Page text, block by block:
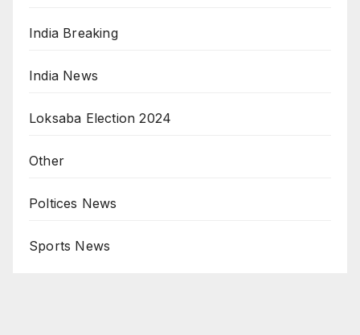
India Breaking
India News
Loksaba Election 2024
Other
Poltices News
Sports News